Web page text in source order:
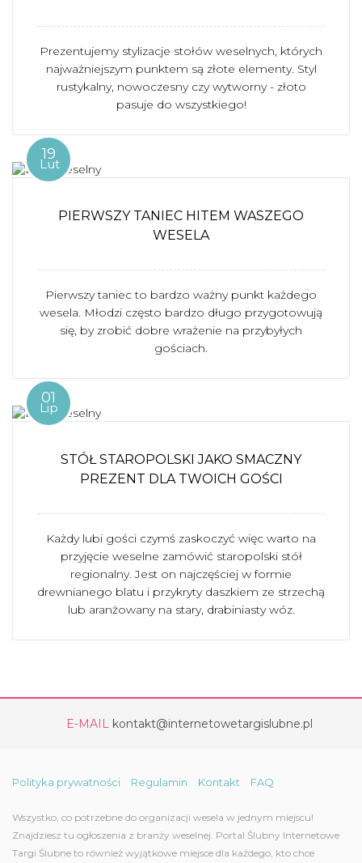
Prezentujemy stylizacje stołów weselnych, których
najważniejszym punktem są złote elementy. Styl
rustykalny, nowoczesny czy wytworny - złoto
pasuje do wszystkiego!
19
Lut
PIERWSZY TANIEC HITEM WASZEGO
WESELA
Pierwszy taniec to bardzo ważny punkt każdego
wesela. Młodzi często bardzo długo przygotowują
się, by zrobić dobre wrażenie na przybyłych
gościach.
01
Lip
STÓŁ STAROPOLSKI JAKO SMACZNY
PREZENT DLA TWOICH GOŚCI
Każdy lubi gości czymś zaskoczyć więc warto na
przyjęcie weselne zamówić staropolski stół
regionalny. Jest on najczęściej w formie
drewnianego blatu i przykryty daszkiem ze strzechą
lub aranżowany na stary, drabiniasty wóz.
E-MAIL kontakt@internetowetargislubne.pl
Polityka prywatności Regulamin Kontakt FAQ
Wszystko, co potrzebne do organizacji wesela w jednym miejscu!
Znajdziesz tu ogłoszenia z branży weselnej. Portal Ślubny Internetowe
Targi Ślubne to również wyjątkowe miejsce dla każdego, kto chce